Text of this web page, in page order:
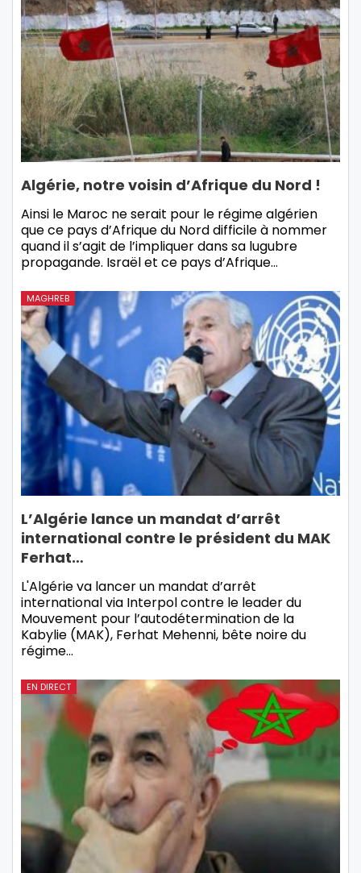
Algérie, notre voisin d’Afrique du Nord !
Ainsi le Maroc ne serait pour le régime algérien
que ce pays d’Afrique du Nord difficile à nommer
quand il s’agit de l’impliquer dans sa lugubre
propagande. Israël et ce pays d’Afrique…
MAGHREB
L’Algérie lance un mandat d’arrêt
international contre le président du MAK
Ferhat…
L'Algérie va lancer un mandat d’arrêt
international via Interpol contre le leader du
Mouvement pour l’autodétermination de la
Kabylie (MAK), Ferhat Mehenni, bête noire du
régime…
EN DIRECT